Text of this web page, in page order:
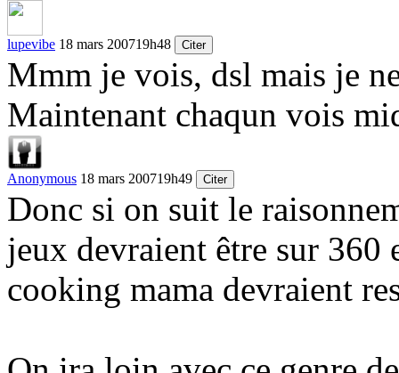
lupevibe 18 mars 200719h48 Citer
Mmm je vois, dsl mais je
Maintenant chaqun vois
Anonymous 18 mars 200719h49 Citer
Donc si on suit le
jeux devraient être sur 360
cooking mama devraient